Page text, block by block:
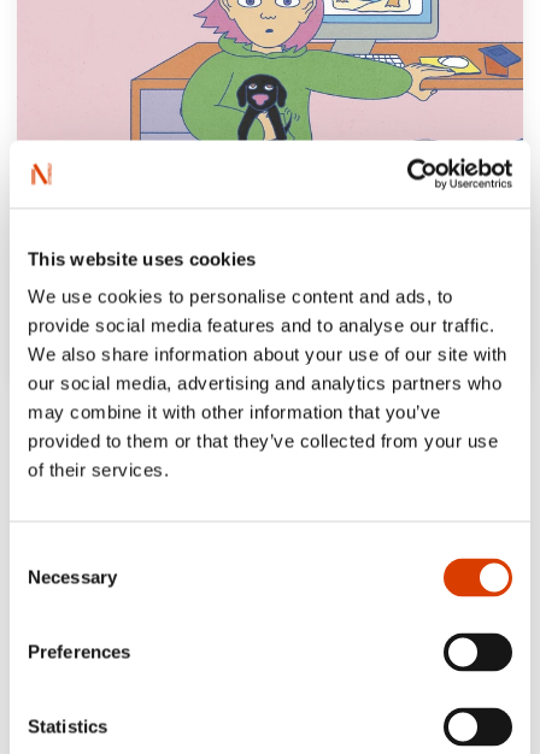
This website uses cookies
We use cookies to personalise content and ads, to
provide social media features and to analyse our traffic.
We also share information about your use of our site with
our social media, advertising and analytics partners who
may combine it with other information that you’ve
provided to them or that they’ve collected from your use
of their services.
Selection
Necessary
Preferences
Statistics
​“霍姆是天生的艺术家…… ​在文字、​图像、​
色彩和字体的结合上，​展现出非凡的创意与
动态思维能力。​”​
​“情节复杂且出色…… ​非常有趣。​”​
《儿童书籍评论》